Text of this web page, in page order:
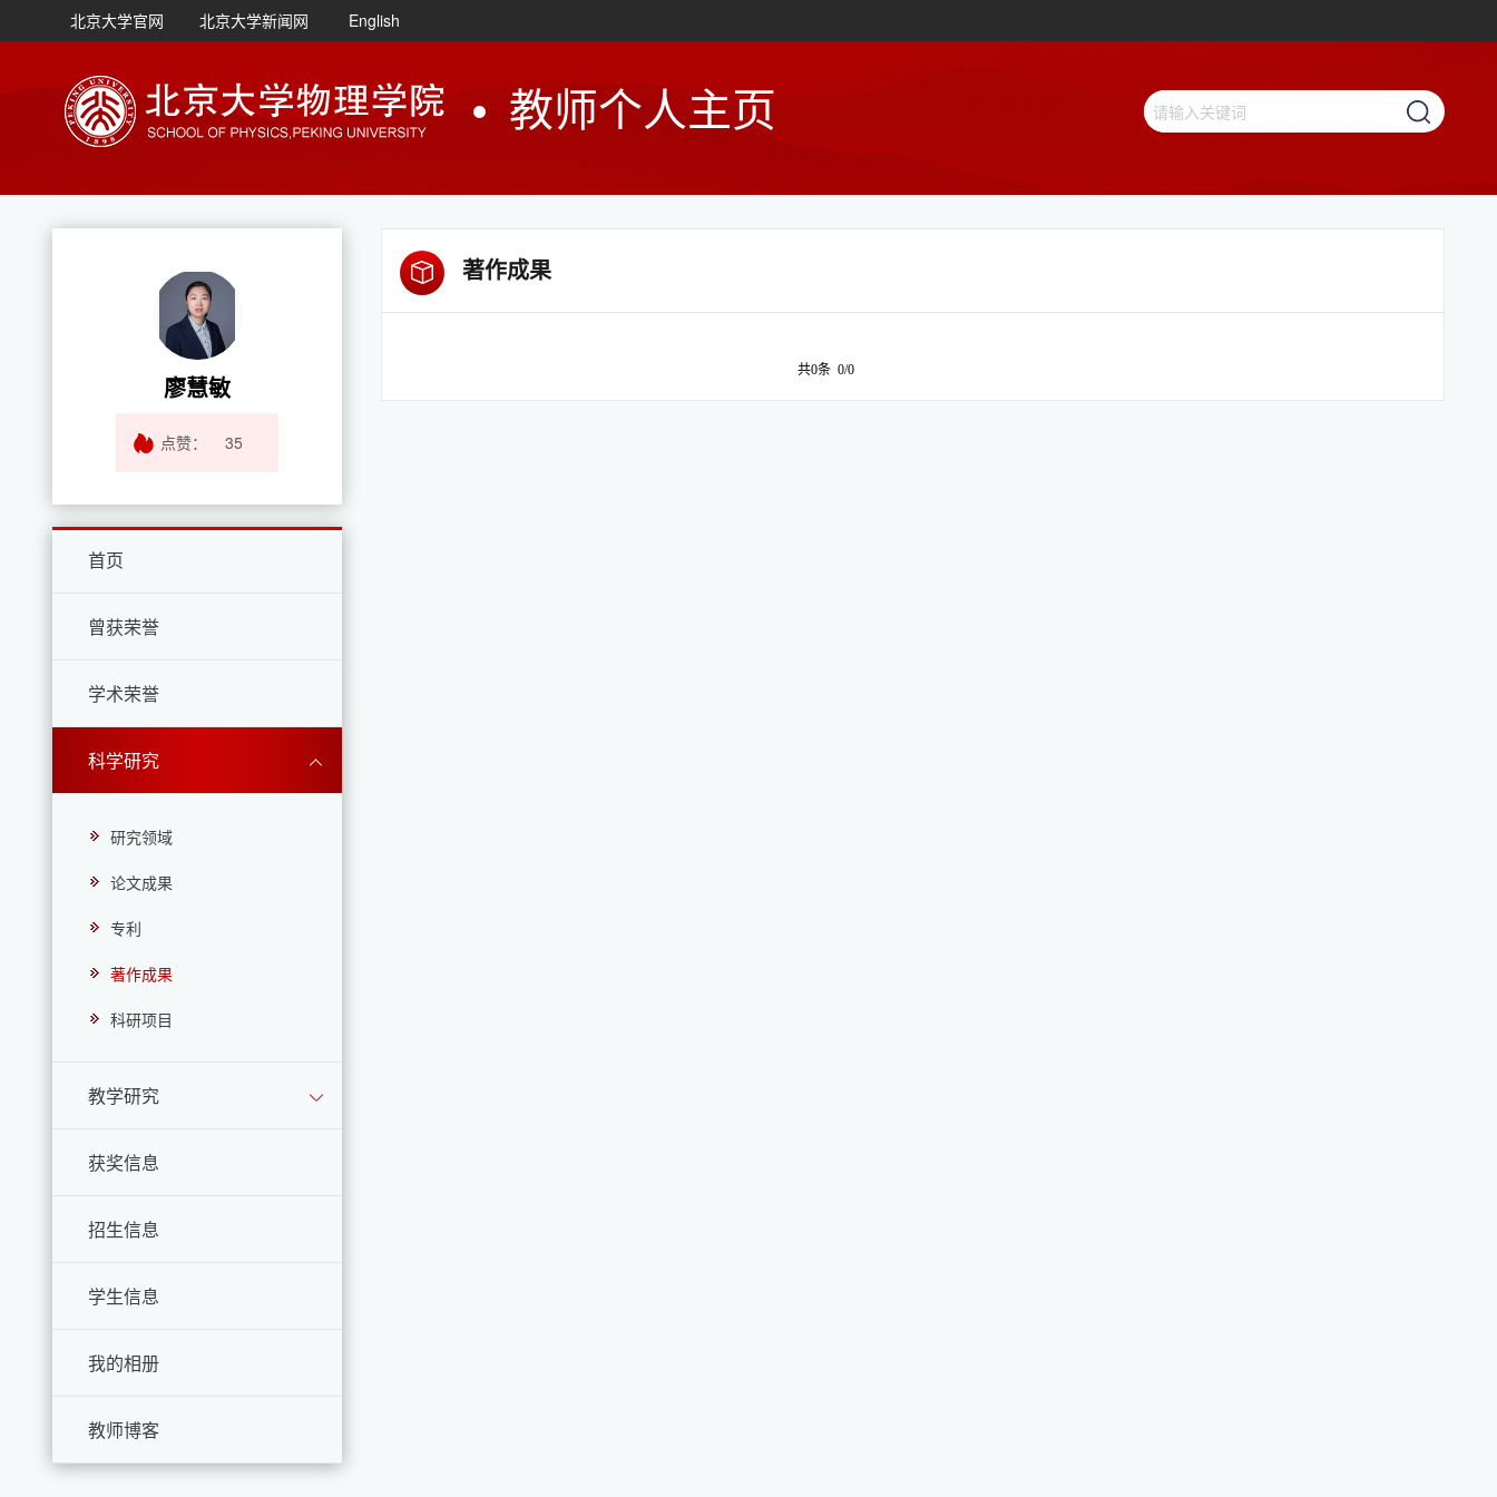
北京大学官网 北京大学新闻网 English
教师个人主页
廖慧敏
点赞： 35
首页
曾获荣誉
学术荣誉
科学研究
研究领域
论文成果
专利
著作成果
科研项目
教学研究
获奖信息
招生信息
学生信息
我的相册
教师博客
著作成果
共0条 0/0